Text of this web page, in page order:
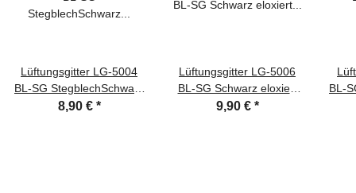
Lüftungsgitter LG-5004
BL-SG StegblechSchwarz
eloxier 500 x 40 mm
8,90 € *
Lüftungsgitter LG-5006
BL-SG Schwarz eloxiert
Stegblech 500 x 60 mm
9,90 € *
BL-